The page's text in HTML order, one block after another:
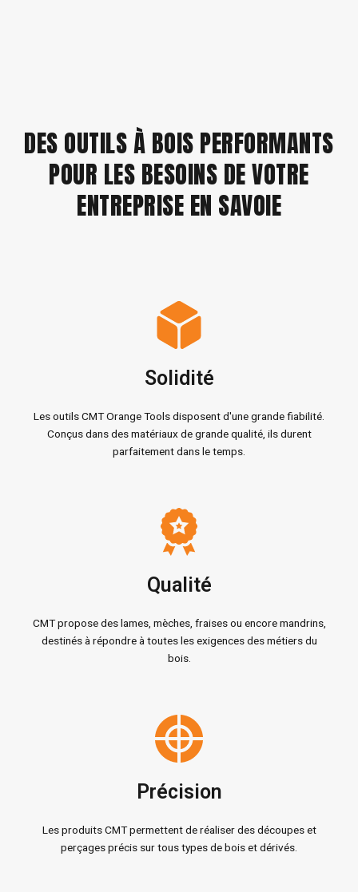
DES OUTILS À BOIS PERFORMANTS
POUR LES BESOINS DE VOTRE
ENTREPRISE EN SAVOIE
Solidité
Les outils CMT Orange Tools disposent d'une grande fiabilité.
Conçus dans des matériaux de grande qualité, ils durent
parfaitement dans le temps.
Qualité
CMT propose des lames, mèches, fraises ou encore mandrins,
destinés à répondre à toutes les exigences des métiers du
bois.
Précision
Les produits CMT permettent de réaliser des découpes et
perçages précis sur tous types de bois et dérivés.